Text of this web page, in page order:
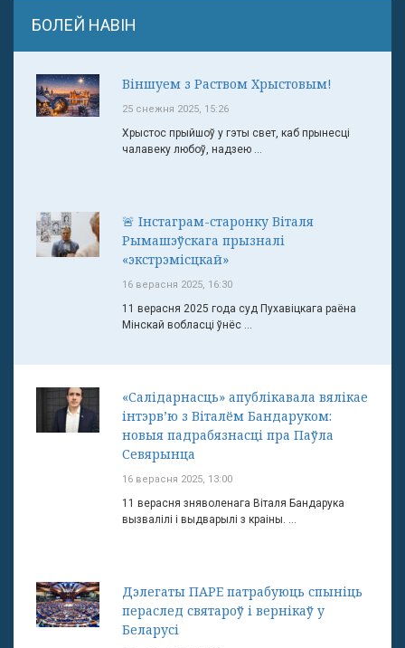
БОЛЕЙ НАВІН
Віншуем з Раством Хрыстовым!
25 снежня 2025, 15:26
Хрыстос прыйшоў у гэты свет, каб прынесці
чалавеку любоў, надзею ...
🚨 Інстаграм-старонку Віталя
Рымашэўскага прызналі
«экстрэмісцкай»
16 верасня 2025, 16:30
11 верасня 2025 года суд Пухавіцкага раёна
Мінскай вобласці ўнёс ...
«Салідарнасць» апублікавала вялікае
інтэрв’ю з Віталём Бандаруком:
новыя падрабязнасці пра Паўла
Севярынца
16 верасня 2025, 13:00
11 верасня зняволенага Віталя Бандарука
вызвалілі і выдварылі з краіны. ...
Дэлегаты ПАРЕ патрабуюць спыніць
пераслед святароў і вернікаў у
Беларусі